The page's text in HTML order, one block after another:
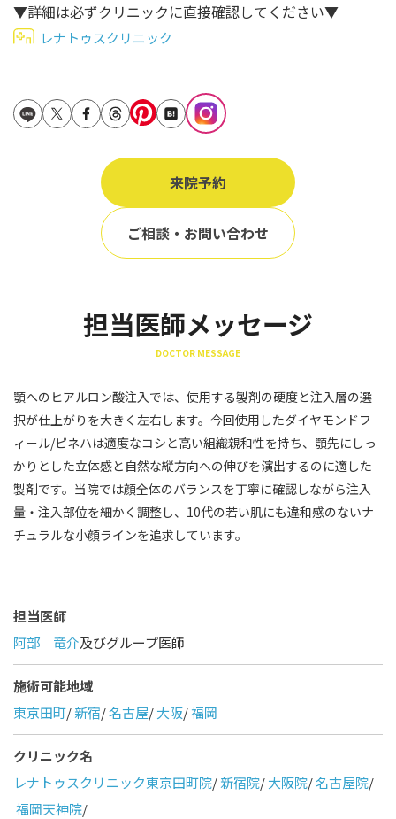
ヒアルロン酸リフトアッ
プ
鎖骨
40代
70代
80代
90代
Region
地域から探す
大阪
福岡
▼詳細は必ずクリニックに直接確認してください▼
レナトゥスクリニック
来院予約
ご相談・お問い合わせ
担当医師メッセージ
DOCTOR MESSAGE
顎へのヒアルロン酸注入では、使用する製剤の硬度と注入層の選
択が仕上がりを大きく左右します。今回使用したダイヤモンドフ
ィール/ピネハは適度なコシと高い組織親和性を持ち、顎先にしっ
かりとした立体感と自然な縦方向への伸びを演出するのに適した
製剤です。当院では顔全体のバランスを丁寧に確認しながら注入
量・注入部位を細かく調整し、10代の若い肌にも違和感のないナ
チュラルな小顔ラインを追求しています。
担当医師
阿部 竜介及びグループ医師
施術可能地域
東京田町/新宿/名古屋/大阪/福岡
クリニック名
レナトゥスクリニック東京田町院/新宿院/大阪院/名古屋院/
福岡天神院/